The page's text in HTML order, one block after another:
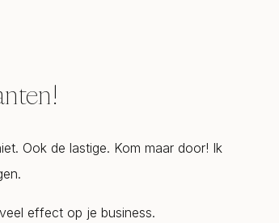
Ook de lastige. Kom maar door! Ik
effect op je business.